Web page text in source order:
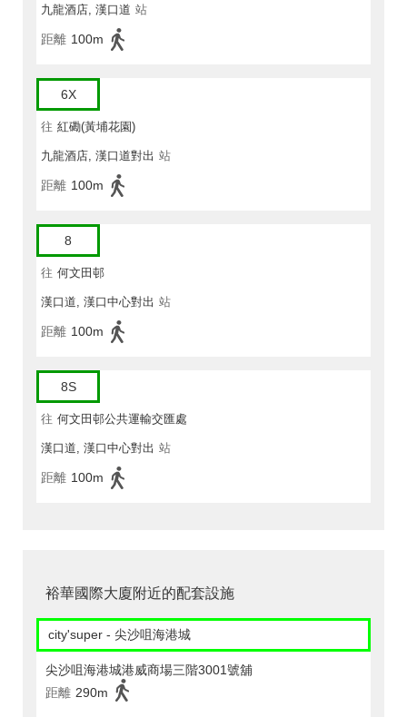
九龍酒店, 漢口道 站
距離 100m
6X
往 紅磡(黃埔花園)
九龍酒店, 漢口道對出 站
距離 100m
8
往 何文田邨
漢口道, 漢口中心對出 站
距離 100m
8S
往 何文田邨公共運輸交匯處
漢口道, 漢口中心對出 站
距離 100m
裕華國際大廈附近的配套設施
city'super - 尖沙咀海港城
尖沙咀海港城港威商場三階3001號舖
距離 290m